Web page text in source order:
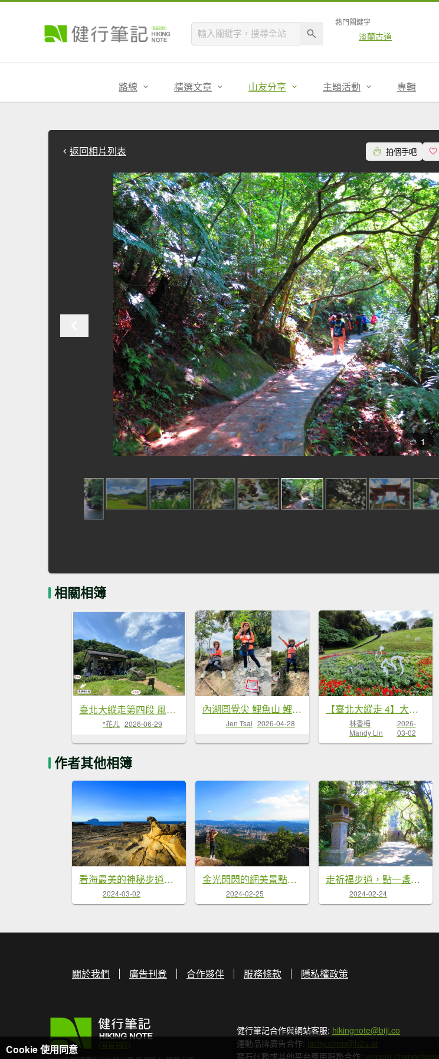
熱門關鍵字
淡蘭古道
路線 精選文章 山友分享 主題活動 專輯
返回相片列表 拍個手吧
1
相關相簿
臺北大縱走第四段 風櫃嘴至捷運大湖公園站
*花ㄦ 2026-06-29
內湖圓覺尖 鯉魚山 鯉魚山東峰走一圈
Jen Tsai 2026-04-28
【臺北大縱走 4】大湖公園→大溝溪生態治水園區→圓覺瀑布→峯碧山圓覺寺→碧山巖→白石湖吊橋→碧湖公園
林香梅
Mandy Lin
2026-
03-02
作者其他相簿
看海最美的神秘步道：到基隆大坪海岸尋找海豹岩
2024-03-02
金光閃閃的網美景點：內湖金面山
2024-02-25
走祈福步道，點一盞心燈，尋找金龍✨
2024-02-24
關於我們 廣告刊登 合作夥伴 服務條款 隱私權政策
健行筆記合作與網站客服: hikingnote@biji.co
運動品牌廣告合作: jacky.chen@h2u.ai
寶石任務或其他平台應用服務合作:
Cookie 使用同意